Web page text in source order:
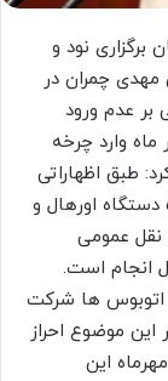
برگزاری نود و
چمران در
بر عدم ورود
وارد چرخه
طبق اظهاراتی
که قبل از مهرماه اعلام شده بود قرار بود تا ۵۰۰ دستگاه اورهال و
نقل عمومی
انجام است.
اتوبوس ها شرکت
موضوع احراز
این